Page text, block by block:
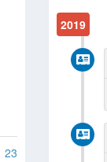
23
2019